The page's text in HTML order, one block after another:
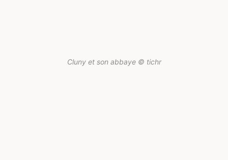
Cluny et son abbaye © tichr